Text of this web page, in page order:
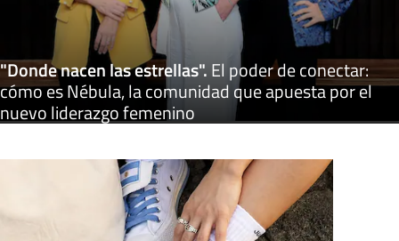
"Donde nacen las estrellas".El poder de conectar:
cómo es Nébula, la comunidad que apuesta por el
nuevo liderazgo femenino